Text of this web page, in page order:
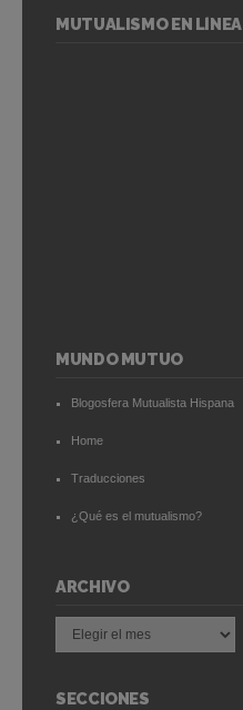
MUTUALISMO EN LÍNEA
MUNDO MUTUO
Blogosfera Mutualista Hispana
Home
Traducciones
¿Qué es el mutualismo?
ARCHIVO
Archivo
SECCIONES